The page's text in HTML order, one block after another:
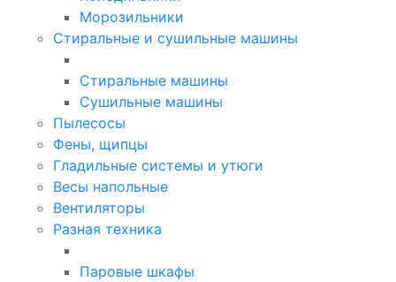
Морозильники
Стиральные и сушильные машины
Стиральные машины
Сушильные машины
Пылесосы
Фены, щипцы
Гладильные системы и утюги
Весы напольные
Вентиляторы
Разная техника
Паровые шкафы